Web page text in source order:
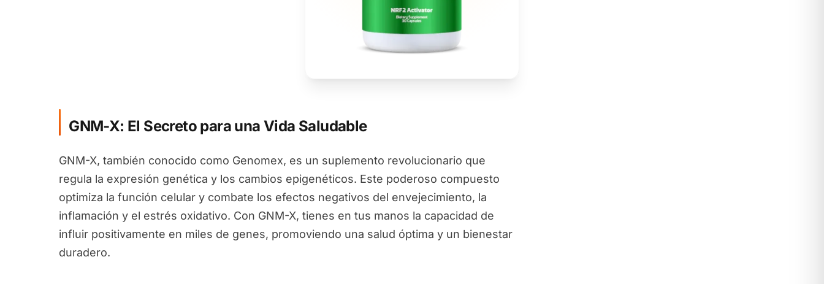
GNM-X: El Secreto para una Vida Saludable
GNM-X, también conocido como Genomex, es un suplemento revolucionario que
regula la expresión genética y los cambios epigenéticos. Este poderoso compuesto
optimiza la función celular y combate los efectos negativos del envejecimiento, la
inflamación y el estrés oxidativo. Con GNM-X, tienes en tus manos la capacidad de
influir positivamente en miles de genes, promoviendo una salud óptima y un bienestar
duradero.